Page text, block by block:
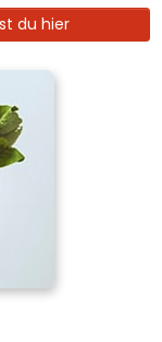
du hier